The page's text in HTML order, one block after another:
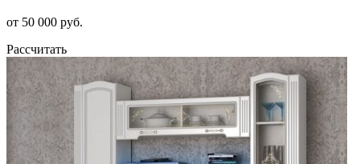
от 50 000 руб.
Рассчитать